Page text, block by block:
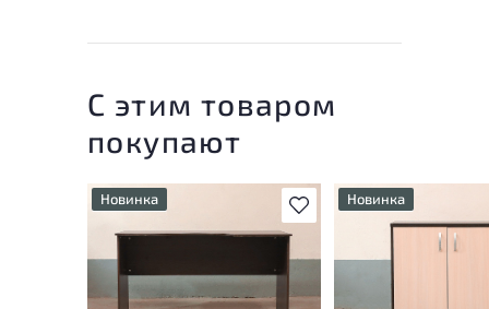
С этим товаром
покупают
В избранное
Новинка
У товара присутствуют
незначительные следы
эксплуатации, не влияющие
на удобство его
использования
Новинка
У товара
незначительные
эксплуатации, не
на удобство его